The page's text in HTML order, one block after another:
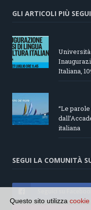
GLI ARTICOLI PIÙ
Italiana,
“Le
italiana
SEGUI LA COMUNITÀ
Questo sito utilizza cookie